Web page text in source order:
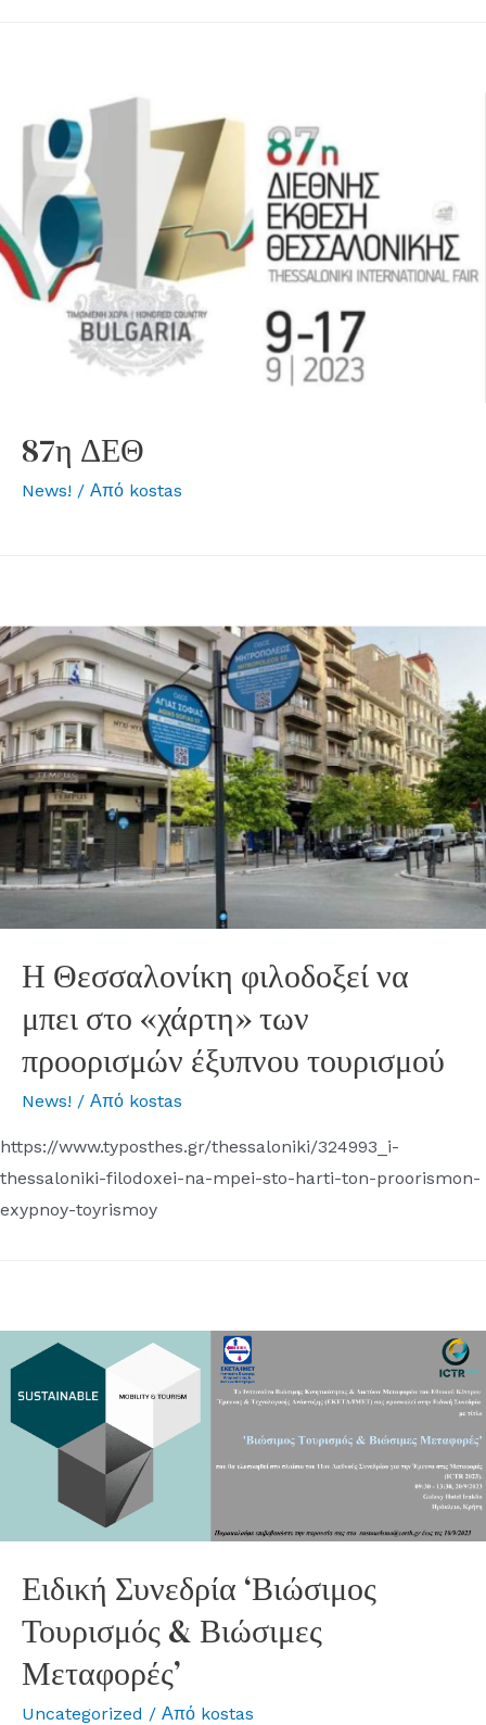
87η ΔΕΘ
News! / Από kostas
Η Θεσσαλονίκη φιλοδοξεί να
μπει στο «χάρτη» των
προορισμών έξυπνου τουρισμού
News! / Από kostas
https://www.typosthes.gr/thessaloniki/324993_i-
thessaloniki-filodoxei-na-mpei-sto-harti-ton-proorismon-
exypnoy-toyrismoy
Ειδική Συνεδρία ‘Βιώσιμος
Τουρισμός & Βιώσιμες
Μεταφορές’
Uncategorized / Από kostas